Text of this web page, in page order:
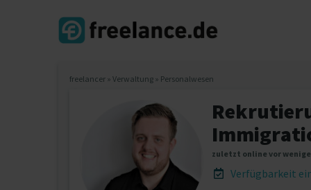
freelancer » Verwaltung » Personalwesen
zuletzt online vor
Verfügbarkeit